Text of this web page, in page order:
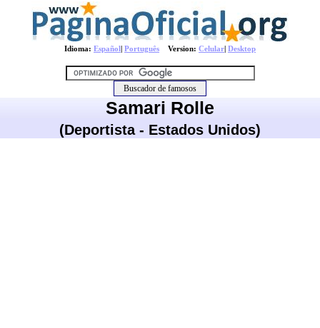
Idioma: Español| Português Version: Celular| Desktop
Samari Rolle
(Deportista - Estados Unidos)